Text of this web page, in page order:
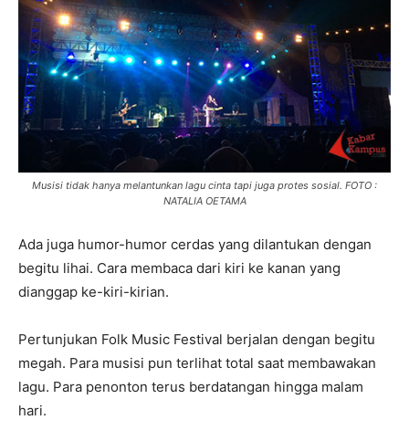
Musisi tidak hanya melantunkan lagu cinta tapi juga protes sosial. FOTO :
NATALIA OETAMA
Ada juga humor-humor cerdas yang dilantukan dengan
begitu lihai. Cara membaca dari kiri ke kanan yang
dianggap ke-kiri-kirian.
Pertunjukan Folk Music Festival berjalan dengan begitu
megah. Para musisi pun terlihat total saat membawakan
lagu. Para penonton terus berdatangan hingga malam
hari.